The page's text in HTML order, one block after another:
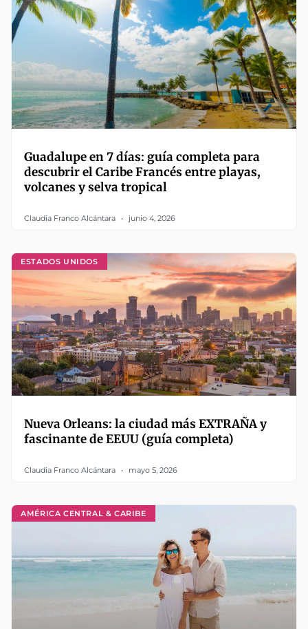
Guadalupe en 7 días: guía completa para
descubrir el Caribe Francés entre playas,
volcanes y selva tropical
Claudia Franco Alcántara junio 4, 2026
ESTADOS UNIDOS
Nueva Orleans: la ciudad más EXTRAÑA y
fascinante de EEUU (guía completa)
Claudia Franco Alcántara mayo 5, 2026
AMÉRICA CENTRAL & CARIBE